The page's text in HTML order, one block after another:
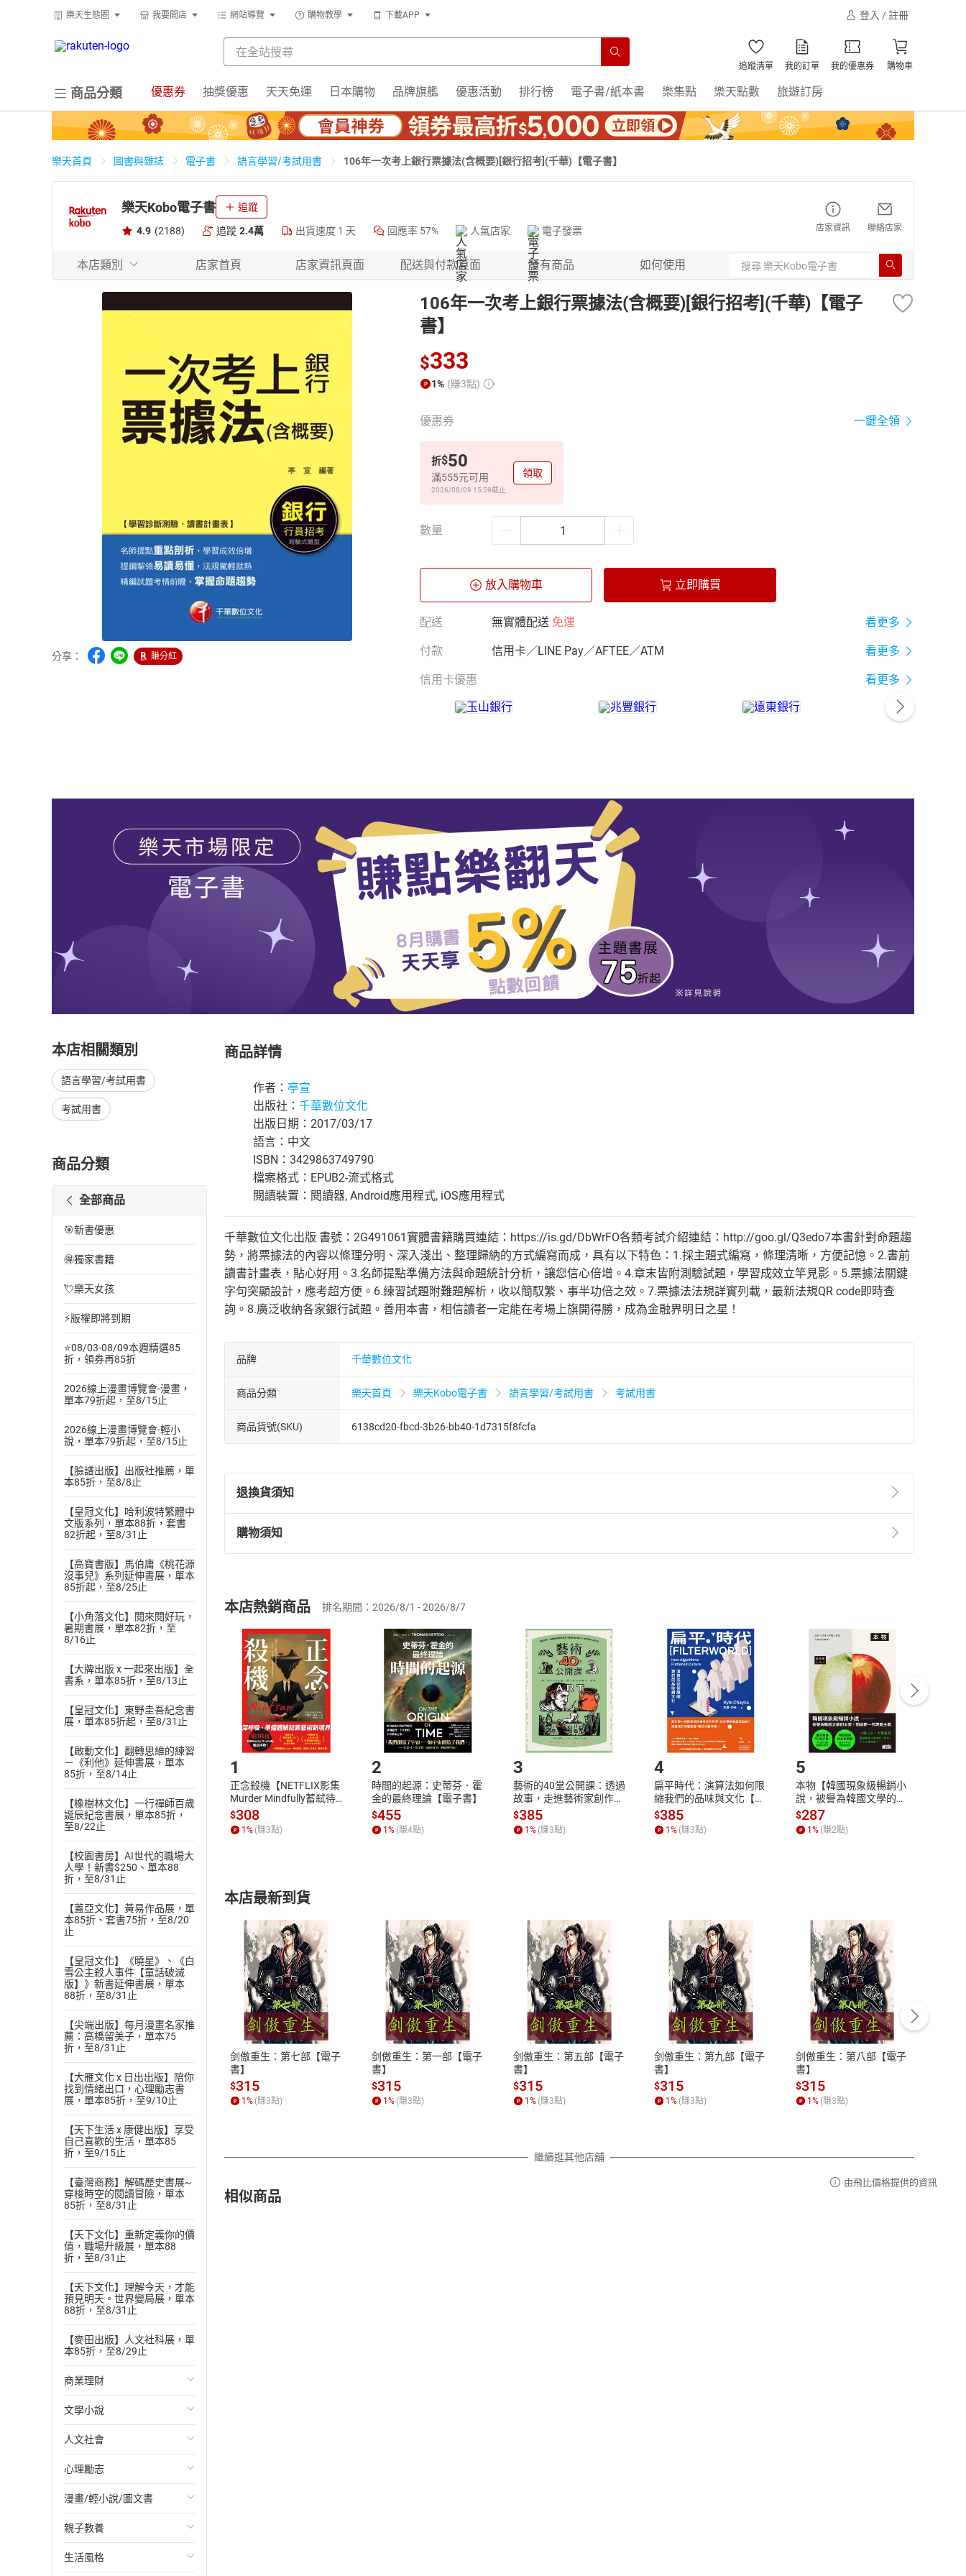
樂天生態圈 我要開店 網站導覽 購物教學 下載APP 登入 / 註冊
追蹤清單 我的訂單 我的優惠券 購物車
商品分類 優惠券 抽獎優惠 天天免運 日本購物 品牌旗艦 優惠活動 排行榜 電子書/紙本書 樂集點 樂天點數 旅遊訂房
樂天首頁 圖書與雜誌 電子書 語言學習/考試用書 106年一次考上銀行票據法(含概要)[銀行招考](千華)【電子書】
樂天Kobo電子書 追蹤
4.9 (2188) 追蹤 2.4萬 出貨速度 1 天 回應率 57% 人氣店家 電子發票 店家資訊 聯絡店家
本店類別 店家首頁 店家資訊頁面 配送與付款頁面 所有商品 如何使用
分享： 賺分紅
106年一次考上銀行票據法(含概要)[銀行招考](千華)【電子
書】
$333
1% (賺3點)
優惠券 一鍵全領
折$50
滿555元可用
2026/08/09 15:59截止
領取
數量
放入購物車 立即購買
配送 無實體配送 免運 看更多
付款 信用卡／LINE Pay／AFTEE／ATM 看更多
信用卡優惠 看更多
本店相關類別
語言學習/考試用書
考試用書
商品分類
全部商品
🎯新書優惠
🉐獨家書籍
💘樂天女孩
⚡版權即將到期
⭐08/03-08/09本週精選85
折，領券再85折
2026線上漫畫博覽會-漫畫，
單本79折起，至8/15止
2026線上漫畫博覽會-輕小
說，單本79折起，至8/15止
【臉譜出版】出版社推薦，單
本85折，至8/8止
【皇冠文化】哈利波特繁體中
文版系列，單本88折，套書
82折起，至8/31止
【高寶書版】馬伯庸《桃花源
沒事兒》系列延伸書展，單本
85折起，至8/25止
【小角落文化】閱來閱好玩，
暑期書展，單本82折，至
8/16止
【大牌出版 x 一起來出版】全
書系，單本85折，至8/13止
【皇冠文化】東野圭吾紀念書
展，單本85折起，至8/31止
【啟動文化】翻轉思維的練習
－《利他》延伸書展，單本
85折，至8/14止
【橡樹林文化】一行禪師百歲
誕辰紀念書展，單本85折，
至8/22止
【校園書房】AI世代的職場大
人學！新書$250、單本88
折，至8/31止
【蓋亞文化】黃易作品展，單
本85折、套書75折，至8/20
止
【皇冠文化】《曉星》、《白
雪公主殺人事件【童話破滅
版】》新書延伸書展，單本
88折，至8/31止
【尖端出版】每月漫畫名家推
薦：高橋留美子，單本75
折，至8/31止
【大雁文化 x 日出出版】陪你
找到情緒出口，心理勵志書
展，單本85折，至9/10止
【天下生活 x 康健出版】享受
自己喜歡的生活，單本85
折，至9/15止
【臺灣商務】解碼歷史書展~
穿梭時空的閱讀冒險，單本
85折，至8/31止
【天下文化】重新定義你的價
值，職場升級展，單本88
折，至8/31止
【天下文化】理解今天，才能
預見明天。世界變局展，單本
88折，至8/31止
【麥田出版】人文社科展，單
本85折，至8/29止
商業理財
投資理財
經濟/趨勢
財務/金融
管理/領導
職場工作術
成功法
文學小說
歐美文學
日本文學
韓國文學
華文文學
經典文學
人文社會
國際關係
政治
社會科學
台灣/中國歷史
心理勵志
心靈成長/情緒
人際關係
兩性關係
漫畫/輕小說/圖文書
輕小說
奇幻/科幻
親子教養
教育現場
生活風格
商品詳情
作者： 亭宣
出版社： 千華數位文化
出版日期：2017/03/17
語言：中文
ISBN：3429863749790
檔案格式：EPUB2-流式格式
閱讀裝置：閱讀器, Android應用程式, iOS應用程式
千華數位文化出版 書號：2G491061實體書籍購買連結：https://is.gd/DbWrFO各類考試介紹連結：http://goo.gl/Q3edo7本書針對命題趨
勢，將票據法的內容以條理分明、深入淺出、整理歸納的方式編寫而成，具有以下特色：1.採主題式編寫，條理清晰，方便記憶。2.書前
讀書計畫表，貼心好用。3.名師提點準備方法與命題統計分析，讓您信心倍增。4.章末皆附測驗試題，學習成效立竿見影。5.票據法關鍵
字句突顯設計，應考超方便。6.練習試題附難題解析，收以簡馭繁、事半功倍之效。7.票據法法規詳實列載，最新法規QR code即時查
詢。8.廣泛收納各家銀行試題。善用本書，相信讀者一定能在考場上旗開得勝，成為金融界明日之星！
品牌 千華數位文化
商品分類 樂天首頁 樂天Kobo電子書 語言學習/考試用書 考試用書
商品貨號(SKU) 6138cd20-fbcd-3b26-bb40-1d7315f8fcfa
退換貨須知
退換貨規定：
(一)依消費者保護法第19條第1項後段暨通訊交易解除權合理例外情事適用準則第2條第5款之規定，「非以有形媒介提供之數位
(二)消費者訂購本店鋪之商品即代表知悉本店鋪所銷售之商品為電子書，屬非以有形媒介提供之數位內容，消費者同意若訂購後
且已下載/存取電子書，不得請求退貨退款。
退貨方式：您欲取消訂單或辦理退貨時，請登入樂天市場，並於「我的訂單」中點選「瀏覽訂單明細」
「申請取消訂單 /退
貨」，本店鋪將依您的申請進行審核，待審核通過後將為您辦理退款事宜。
請注意，樂天市場須以整筆訂單為單位進行取消/退貨，恕無法以單支商品取消/退貨。
購物須知
挑選商品
Choose
放入購物車
Shopping cart
登入帳號
Login
付款方式
Payment
完成
Complete
購書後，如何開始使用？
Step1.選擇閱讀載具 Step2.登入帳號，下載書籍後看書
付款方式
ATM轉帳、信用卡、LINE PAY、AFTEE
退換貨規範
本店是否提供消費者保護法七日猶豫期
之權利，遽消費者保護法及通訊交易解
除權合理例外情事適用準則，依商品性
質各有不同規定。詳細退換貨說明請參
照各商品說明。
客服資訊
服務時間：週一到週五 10:00-12:00、
13:00-17:00 (國定假日及例假日休息)
客服電話：0080-1857077
本店熱銷商品 排名期間：2026/8/1 - 2026/8/7
1
正念殺機【NETFLIX影集
Murder Mindfully蓄弒待
發】【電子書】
$308
1 % (賺3點)
2
時間的起源：史蒂芬．霍
金的最終理論【電子書】
$455
1 % (賺4點)
3
藝術的40堂公開課：透過
故事，走進藝術家創作現
場，看藝術如何誕生、如
何形塑人類生活【電子
書】
$385
1 % (賺3點)
4
扁平時代：演算法如何限
縮我們的品味與文化【電
子書】
$385
1% (賺3點)
5
本物【韓國現象級暢銷小
說，被譽為韓國文學的未
來】【電子書】
$287
1% (賺2點)
本店最新到貨
剑傲重生：第七部【電子
書】
$315
1 % (賺3點)
剑傲重生：第一部【電子
書】
$315
1 % (賺3點)
剑傲重生：第五部【電子
書】
$315
1 % (賺3點)
剑傲重生：第九部【電子
書】
$315
1% (賺3點)
剑傲重生：第八部【電子
書】
$315
1% (賺3點)
繼續逛其他店舖
相似商品
由飛比價格提供的資訊